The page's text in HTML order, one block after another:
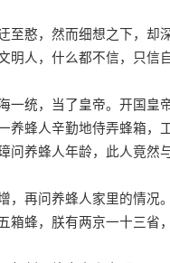
憨，然而细想之下，却深
明人，什么都不信，只信
统，当了皇帝。开国皇帝
养蜂人辛勤地侍弄蜂箱，
问养蜂人年龄，此人竟然
再问养蜂人家里的情况。
箱蜂，朕有两京一十三省